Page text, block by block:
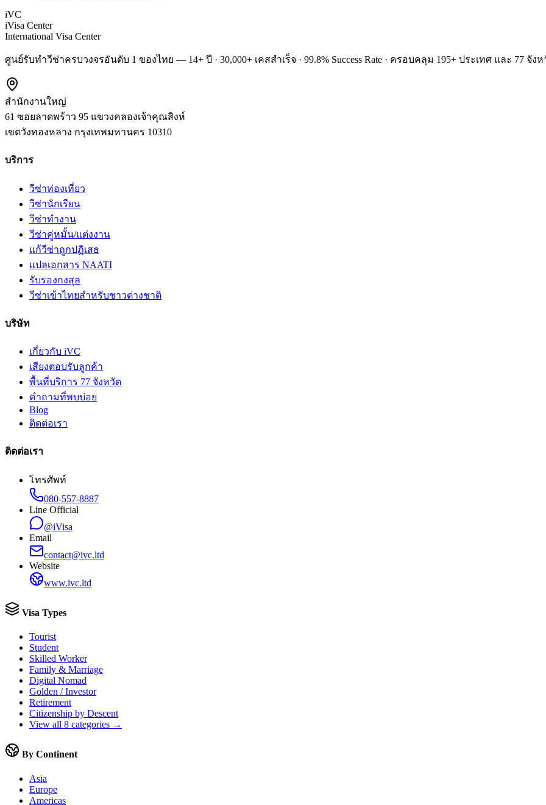
iVC
iVisa Center
International Visa Center
ศูนย์รับทำวีซ่าครบวงจรอันดับ 1 ของไทย — 14+ ปี · 30,000+ เคสสำเร็จ · 99.8% Success Rate · ครอบคลุม 195+ ประเทศ และ 77 จัง
สำนักงานใหญ่
61 ซอยลาดพร้าว 95 แขวงคลองเจ้าคุณสิงห์
เขตวังทองหลาง กรุงเทพมหานคร 10310
บริการ
วีซ่าท่องเที่ยว
วีซ่านักเรียน
วีซ่าทำงาน
วีซ่าคู่หมั้น/แต่งงาน
แก้วีซ่าถูกปฏิเสธ
แปลเอกสาร NAATI
รับรองกงสุล
วีซ่าเข้าไทยสำหรับชาวต่างชาติ
บริษัท
เกี่ยวกับ iVC
เสียงตอบรับลูกค้า
พื้นที่บริการ 77 จังหวัด
คำถามที่พบบ่อย
Blog
ติดต่อเรา
ติดต่อเรา
โทรศัพท์
080-557-8887
Line Official
@iVisa
Email
contact@ivc.ltd
Website
www.ivc.ltd
Visa Types
Tourist
Student
Skilled Worker
Family & Marriage
Digital Nomad
Golden / Investor
Retirement
Citizenship by Descent
View all 8 categories →
By Continent
Asia
Europe
Americas